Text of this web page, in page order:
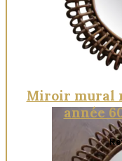
Miroir mural
année